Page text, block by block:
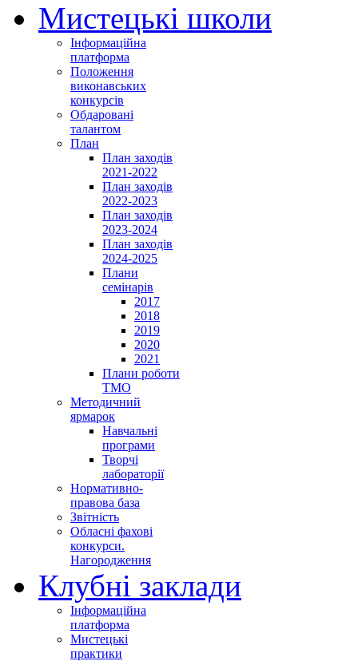
Мистецькі школи
Інформаційна
платформа
Положення
виконавських
конкурсів
Обдаровані
талантом
План
План заходів
2021-2022
План заходів
2022-2023
План заходів
2023-2024
План заходів
2024-2025
Плани
семінарів
2017
2018
2019
2020
2021
Плани роботи
ТМО
Методичний
ярмарок
Навчальні
програми
Творчі
лабораторії
Нормативно-
правова база
Звітність
Обласні фахові
конкурси.
Нагородження
Клубні заклади
Інформаційна
платформа
Мистецькі
практики